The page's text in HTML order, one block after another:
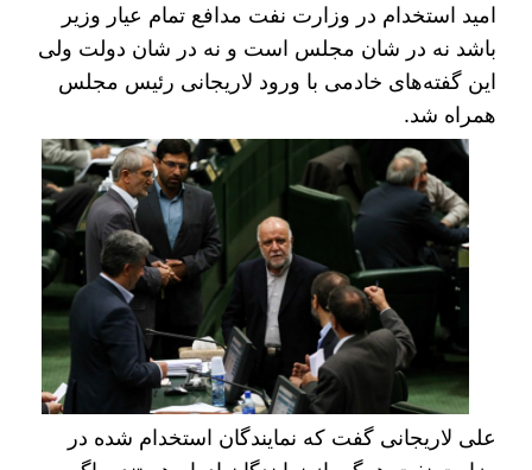
امید استخدام در وزارت نفت مدافع تمام عیار وزیر
باشد نه در شان مجلس است و نه در شان دولت ولی
این گفته‌های خادمی با ورود لاریجانی رئیس مجلس
همراه شد.
علی لاریجانی گفت که نمایندگان استخدام شده در